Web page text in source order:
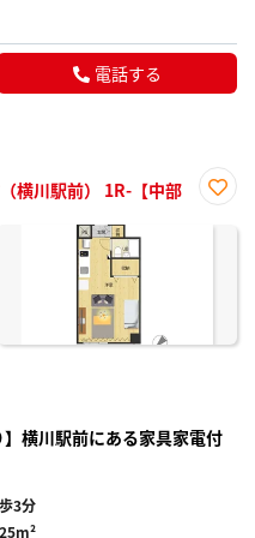
電話する
横川駅前） 1R-【中部
に入
】横川駅前にある家具家電付
3分